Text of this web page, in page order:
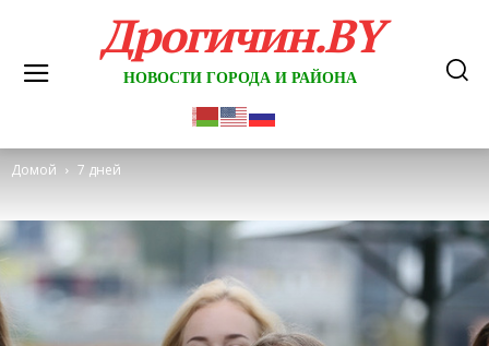
Дрогичин.BY
НОВОСТИ ГОРОДА И РАЙОНА
Домой 7 дней